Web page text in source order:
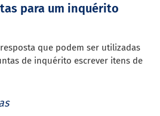
para um inquérito
que podem ser utilizadas
de inquérito escrever itens de